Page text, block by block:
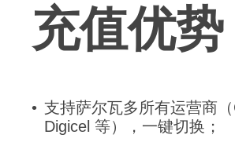
充值优势
支持萨尔瓦多所有运营商（
Digicel 等），一键切换；